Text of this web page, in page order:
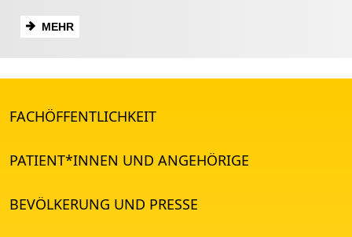
MEHR
FACHÖFFENTLICHKEIT
PATIENT*INNEN UND ANGEHÖRIGE
BEVÖLKERUNG UND PRESSE